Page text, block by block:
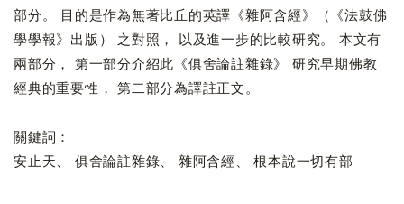
部分。 目的是作為無著比丘的英譯《雜阿含經》（《法鼓佛
學學報》出版） 之對照， 以及進一步的比較研究。 本文有
兩部分， 第一部分介紹此《俱舍論註雜錄》 研究早期佛教
經典的重要性， 第二部分為譯註正文。
關鍵詞：
安止天、 俱舍論註雜錄、 雜阿含經、 根本說一切有部